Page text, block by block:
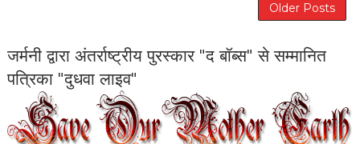
Older Posts
जर्मनी द्वारा अंतर्राष्ट्रीय पुरस्कार "द बॉब्स" से सम्मानित
पत्रिका "दुधवा लाइव"